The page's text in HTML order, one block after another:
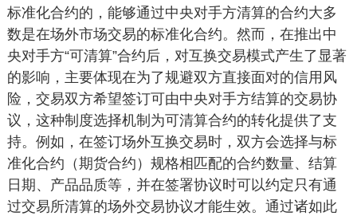
标准化合约的，能够通过中央对手方清算的合约大多
数是在场外市场交易的标准化合约。然而，在推出中
央对手方“可清算”合约后，对互换交易模式产生了显著
的影响，主要体现在为了规避双方直接面对的信用风
险，交易双方希望签订可由中央对手方结算的交易协
议，这种制度选择机制为可清算合约的转化提供了支
持。例如，在签订场外互换交易时，双方会选择与标
准化合约（期货合约）规格相匹配的合约数量、结算
日期、产品品质等，并在签署协议时可以约定只有通
过交易所清算的场外交易协议才能生效。通过诸如此